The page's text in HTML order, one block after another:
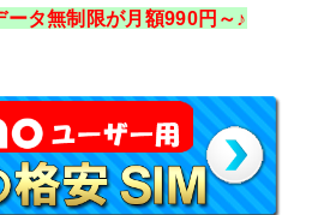
ータ無制限が月額990円～♪